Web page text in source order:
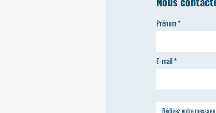
Prénom
E-mail